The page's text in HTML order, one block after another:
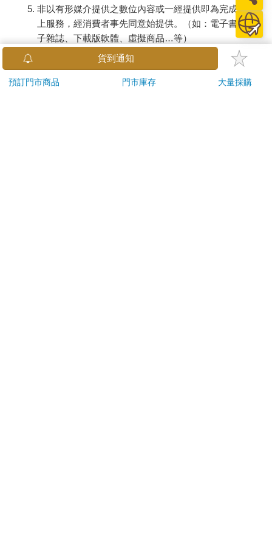
非以有形媒介提供之數位內容或一經提供即為完成之線
上服務，經消費者事先同意始提供。（如：電子書、電
子雜誌、下載版軟體、虛擬商品…等）
已拆封之個人衛生用品。（如：內衣褲、刮鬍刀、除毛
若非上列種類商品，均享有到貨7天的猶豫期（含例假
貨到通知
預訂門市商品 門市庫存 大量採購